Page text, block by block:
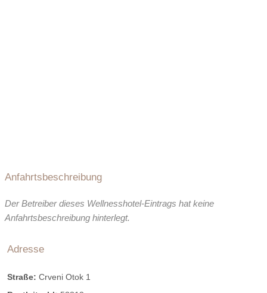
Anfahrtsbeschreibung
Der Betreiber dieses Wellnesshotel-Eintrags hat keine
Anfahrtsbeschreibung hinterlegt.
Adresse
Straße: Crveni Otok 1